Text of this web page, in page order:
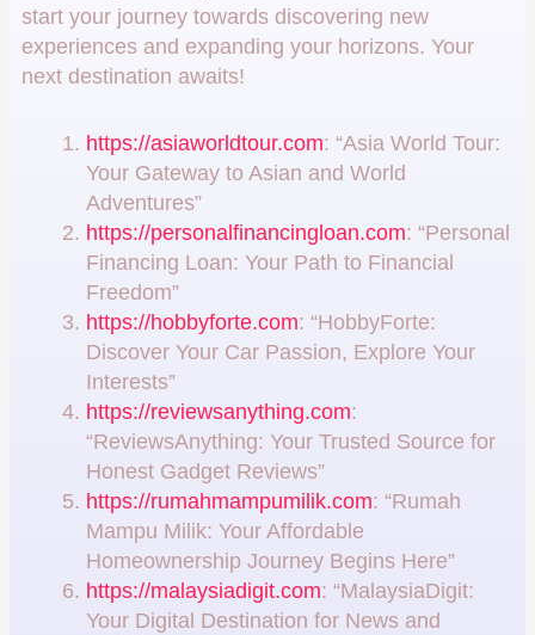
start your journey towards discovering new
experiences and expanding your horizons. Your
next destination awaits!
https://asiaworldtour.com: “Asia World Tour:
Your Gateway to Asian and World
Adventures”
https://personalfinancingloan.com: “Personal
Financing Loan: Your Path to Financial
Freedom”
https://hobbyforte.com: “HobbyForte:
Discover Your Car Passion, Explore Your
Interests”
https://reviewsanything.com:
“ReviewsAnything: Your Trusted Source for
Honest Gadget Reviews”
https://rumahmampumilik.com: “Rumah
Mampu Milik: Your Affordable
Homeownership Journey Begins Here”
https://malaysiadigit.com: “MalaysiaDigit:
Your Digital Destination for News and